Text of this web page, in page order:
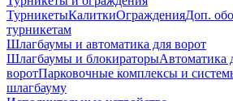
ТурникетыКалиткиОгражденияДоп.
турникетам
Шлагбаумы и автоматика для ворот
Шлагбаумы и блокираторыАвтоматика
воротПарковочные комплексы и
шлагбауму